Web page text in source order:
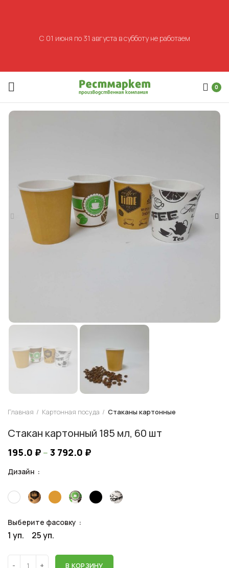
0
Главная Картонная посуда Стаканы картонные
Стакан картонный 185 мл, 60 шт
195.0 ₽ – 3 792.0 ₽
Дизайн
Выберите фасовку
1 уп. 25 уп.
В КОРЗИНУ
С 01 июня по 31 августа в субботу не работаем